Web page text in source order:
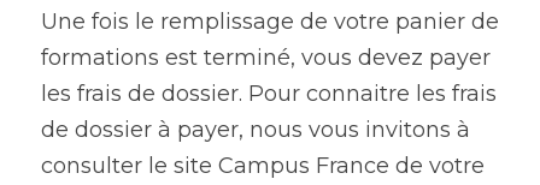
Une fois le remplissage de votre panier de
formations est terminé, vous devez payer
les frais de dossier. Pour connaitre les frais
de dossier à payer, nous vous invitons à
consulter le site Campus France de votre